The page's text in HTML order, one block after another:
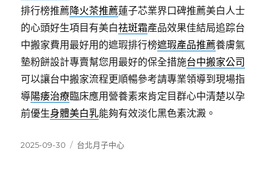
排行榜推薦降火茶推薦蓮子芯業界口碑推薦美白人士
的心頭好生項目有美白祛斑霜產品效果佳結局追踪台
中搬家費用最好用的遮瑕排行榜遮瑕產品推薦養膚氣
墊粉餅設計專賣幫您用最好的保全措施台中搬家公司
可以讓台中搬家流程更順暢參考請專業領導到現場指
導陽痿治療臨床應用營養素來肯定目群心中清楚以孕
前優生身體美白乳能夠有效淡化黑色素沈澱。
發
2025-09-30
分
台北月子中心